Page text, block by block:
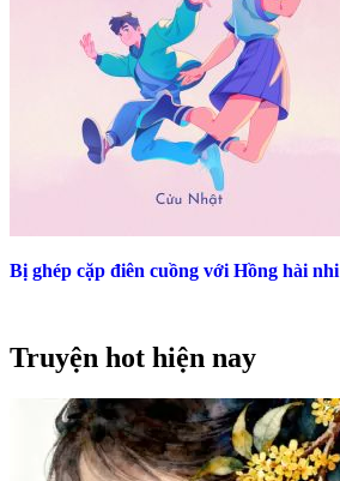
Bị ghép cặp điên cuồng với Hồng hài nhi
Truyện hot hiện nay